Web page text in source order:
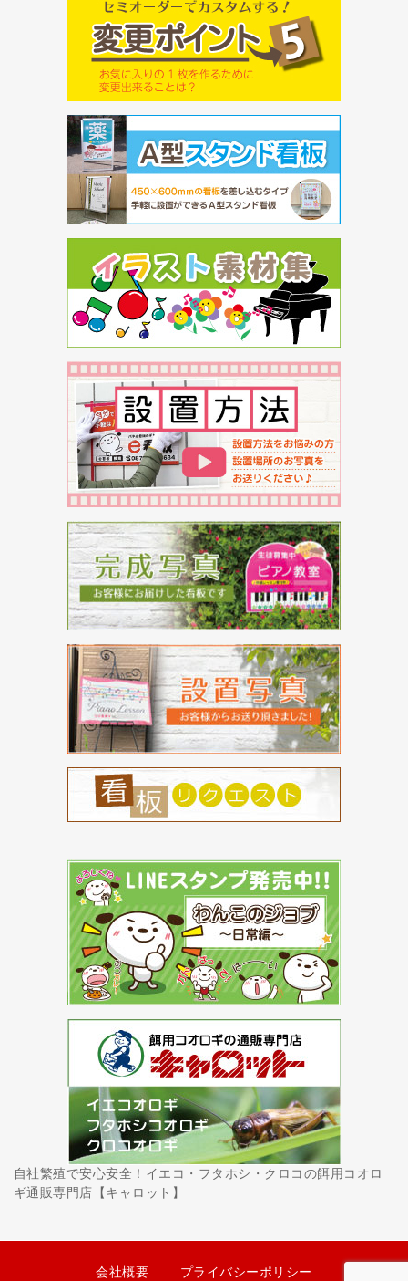
自社繁殖で安心安全！イエコ・フタホシ・クロコの餌用コオロ
ギ通販専門店【キャロット】
会社概要 プライバシーポリシー